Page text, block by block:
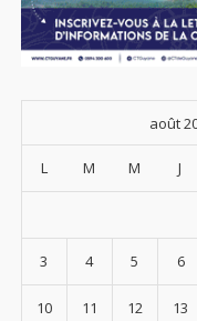
août
L M M J
3 4 5 6
10 11 12 13